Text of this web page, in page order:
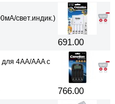
свет.индик.)
691.00
4AA/AAA с
766.00